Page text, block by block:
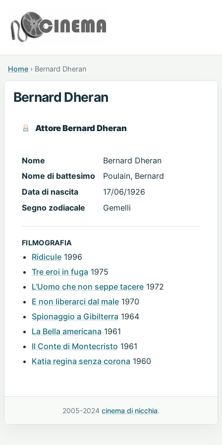
Home › Bernard Dheran
Bernard Dheran
Attore Bernard Dheran
Nome
Bernard Dheran
Nome di battesimo
Poulain, Bernard
Data di nascita
17/06/1926
Segno zodiacale
Gemelli
FILMOGRAFIA
Ridicule 1996
Tre eroi in fuga 1975
L'Uomo che non seppe tacere 1972
E non liberarci dal male 1970
Spionaggio a Gibilterra 1964
La Bella americana 1961
Il Conte di Montecristo 1961
Katia regina senza corona 1960
2005-2024 cinema di nicchia.